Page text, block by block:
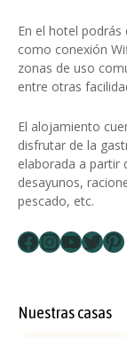
En el hotel
como conexión
zonas de uso
entre otras
El alojamiento
disfrutar de la
elaborada a partir
desayunos,
pescado, etc.
Facebook InstagramYouTube Twitter Pinterest
Nuestras casas